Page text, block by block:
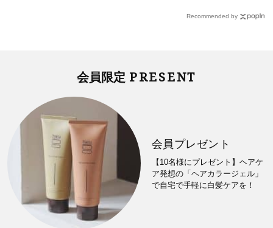
Recommended by
会員限定 PRESENT
会員プレゼント
【10名様にプレゼント】ヘアケ
ア発想の「ヘアカラージェル」
で自宅で手軽に白髪ケアを！